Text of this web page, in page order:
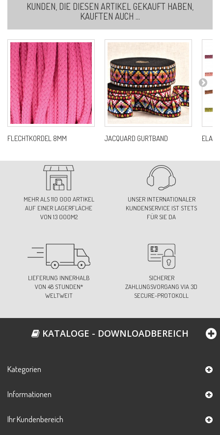
KUNDEN, DIE DIESEN ARTIKEL GEKAUFT HABEN,
KAUFTEN AUCH ...
FLECHTKORDEL 8MM JACQUARD GURTBAND
MEHR ALS 110 000 ARTIKEL
AUF EINER LAGERFLÄCHE
VON 13 000M2
UNSER INTERNATIONALER
KUNDENSERVICE IST STETS
FÜR SIE DA
LIEFERUNG INNERHALB
VON 48 STUNDEN*
WELTWEIT
SICHERER
ZAHLUNGSVORGANG VIA 3D
SECURE-PROTOKOLL
KATALOGE - DOWNLOADBEREICH
Kategorien
Informationen
Ihr Kundenbereich